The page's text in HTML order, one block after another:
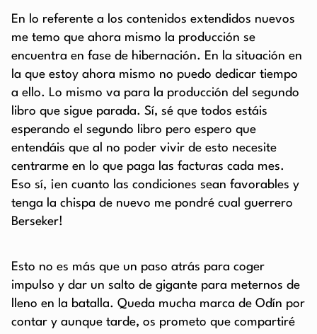
En lo referente a los contenidos extendidos nuevos
me temo que ahora mismo la producción se
encuentra en fase de hibernación. En la situación en
la que estoy ahora mismo no puedo dedicar tiempo
a ello. Lo mismo va para la producción del segundo
libro que sigue parada. Sí, sé que todos estáis
esperando el segundo libro pero espero que
entendáis que al no poder vivir de esto necesite
centrarme en lo que paga las facturas cada mes.
Eso sí, ¡en cuanto las condiciones sean favorables y
tenga la chispa de nuevo me pondré cual guerrero
Berseker!
Esto no es más que un paso atrás para coger
impulso y dar un salto de gigante para meternos de
lleno en la batalla. Queda mucha marca de Odín por
contar y aunque tarde, os prometo que compartiré